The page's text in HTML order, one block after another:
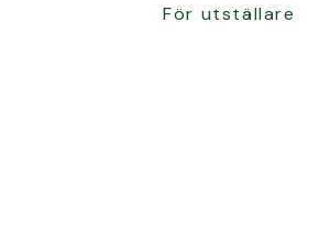
För utställare